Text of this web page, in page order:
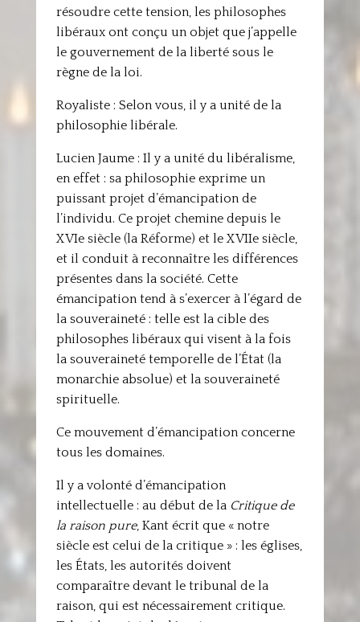
résoudre cette tension, les philosophes
libéraux ont conçu un objet que j’appelle
le gouvernement de la liberté sous le
règne de la loi.
Royaliste : Selon vous, il y a unité de la
philosophie libérale.
Lucien Jaume : Il y a unité du libéralisme,
en effet : sa philosophie exprime un
puissant projet d’émancipation de
l’individu. Ce projet chemine depuis le
XVIe siècle (la Réforme) et le XVIIe siècle,
et il conduit à reconnaître les différences
présentes dans la société. Cette
émancipation tend à s’exercer à l’égard de
la souveraineté : telle est la cible des
philosophes libéraux qui visent à la fois
la souveraineté temporelle de l’État (la
monarchie absolue) et la souveraineté
spirituelle.
Ce mouvement d’émancipation concerne
tous les domaines.
Il y a volonté d’émancipation
intellectuelle : au début de la Critique de
la raison pure, Kant écrit que « notre
siècle est celui de la critique » : les églises,
les États, les autorités doivent
comparaître devant le tribunal de la
raison, qui est nécessairement critique.